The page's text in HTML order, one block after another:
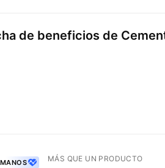
de beneficios de
MÁS QUE UN PRODUCTO